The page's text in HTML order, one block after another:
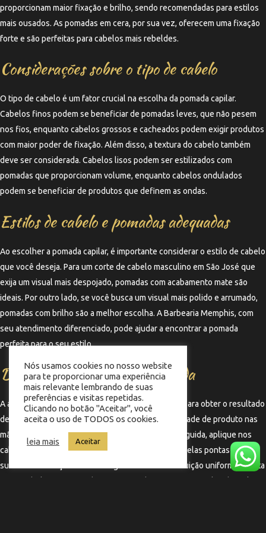
proporcionam maior fixação e brilho, sendo recomendadas para estilos
mais ousados. As pomadas em cera, por sua vez, oferecem uma fixação
forte e são perfeitas para cabelos mais rebeldes.
Considerações sobre o tipo de cabelo
O tipo de cabelo é um fator crucial na escolha da pomada capilar.
Cabelos finos podem se beneficiar de pomadas leves, que não pesem
nos fios, enquanto cabelos grossos e cacheados podem exigir produtos
com maior poder de fixação. Além disso, a textura do cabelo também
deve ser considerada. Cabelos lisos podem ser estilizados com
pomadas que proporcionam volume, enquanto cabelos ondulados
podem se beneficiar de produtos que definem as ondas.
Estilos de cabelo e pomadas adequadas
Ao escolher a pomada capilar, é importante considerar o estilo de cabelo
que você deseja. Para um corte de cabelo masculino em São José que
exija um visual mais despojado, pomadas com acabamento mate são
ideais. Por outro lado, se você busca um visual mais polido e arrumado,
pomadas com brilho são a melhor escolha. A Barbearia Memphis, com
seu atendimento diferenciado, pode ajudar a encontrar a pomada
perfeita para o seu estilo.
Dicas para aplicação da pomada
A aplicação correta da pomada capilar é essencial para obter o resultado
desejado. Comece aplicando uma pequena quantidade de produto nas
mãos e esfregue-as para aquecer a pomada. Em seguida, aplique nos
cabelos secos ou levemente úmidos, começando pelas pontas e
subindo em direção à raiz. Isso garante uma distribuição uniforme e evita
Nós usamos cookies no nosso website
para te proporcionar uma experiência
mais relevante lembrando de suas
preferências e visitas repetidas.
Clicando no botão "Aceitar", você
aceita o uso de TODOS os cookies.
leia mais Aceitar